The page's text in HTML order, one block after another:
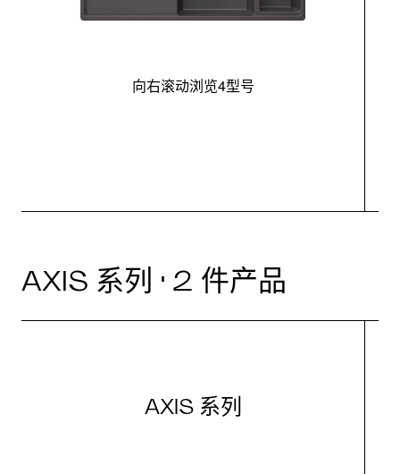
向右滚动浏览4型号
AXIS 系列 · 2 件产品
AXIS 系列